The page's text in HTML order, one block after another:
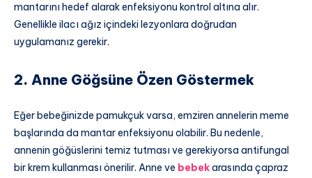
mantarını hedef alarak enfeksiyonu kontrol altına alır.
Genellikle ilacı ağız içindeki lezyonlara doğrudan
uygulamanız gerekir.
2. Anne Göğsüne Özen Göstermek
Eğer bebeğinizde pamukçuk varsa, emziren annelerin meme
başlarında da mantar enfeksiyonu olabilir. Bu nedenle,
annenin göğüslerini temiz tutması ve gerekiyorsa antifungal
bir krem kullanması önerilir. Anne ve bebekarasında çapraz